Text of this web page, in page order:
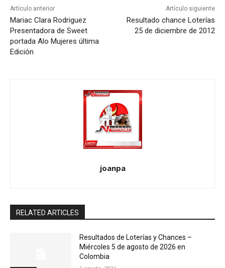
Artículo anterior
Mariac Clara Rodriguez
Presentadora de Sweet
portada Alo Mujeres última
Edición
Artículo siguiente
Resultado chance Loterías
25 de diciembre de 2012
joanpa
RELATED ARTICLES
Resultados de Loterías y Chances –
Miércoles 5 de agosto de 2026 en
Colombia